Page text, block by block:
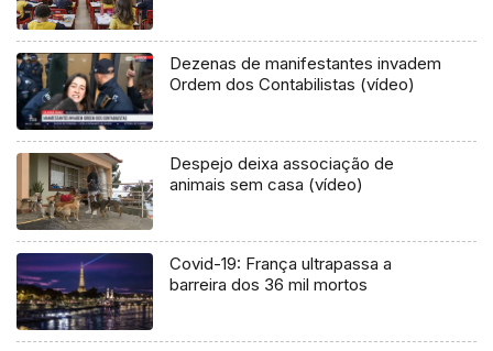
Dezenas de manifestantes invadem
Ordem dos Contabilistas (vídeo)
Despejo deixa associação de
animais sem casa (vídeo)
Covid-19: França ultrapassa a
barreira dos 36 mil mortos